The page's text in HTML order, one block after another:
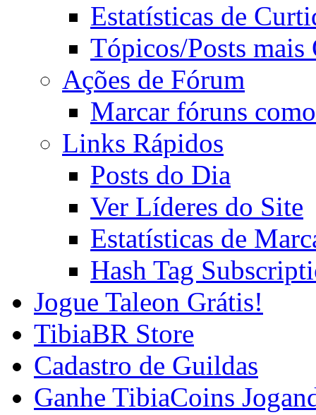
Estatísticas de
Tópicos/Posts mais
Ações de Fórum
Marcar fóruns
Links Rápidos
Posts do Dia
Ver Líderes do Site
Estatísticas de
Hash Tag
Jogue Taleon Grátis!
TibiaBR Store
Cadastro de Guildas
Ganhe TibiaCoins